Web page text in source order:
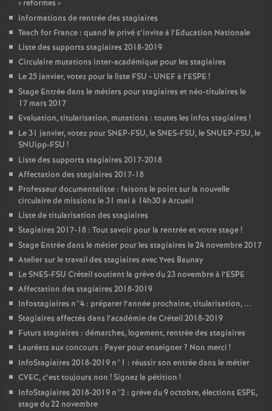
« reformes »
Informations de rentrée des stagiaires
Teach for France : quand le privé s’invite à l’Education Nationale
Liste des supports stagiaires 2018-2019
Circulaire mutations inter-académique pour les stagiaires
Le 25 janvier, votez pour la liste FSU - UNEFà l’ESPE !
Stage Entrée dans le métiers pour stagiaires et néo-titulaires le
17 mars 2017
Evaluation, titularisation, mutations : toutes les infos stagiaires !
Le 31 janvier, votez pourSNEP-FSU, leSNES-FSU, leSNUEP-FSU, le
SNUipp-FSU !
Liste des supports stagiaires 2017-2018
Affectation des stagiaires 2017-18
Professeur documentaliste : faisons le point sur la nouvelle
circulaire de missions le 31 mai à 14h30 à Arcueil
Liste de titularisation des stagiaires
Stagiaires 2017-18 : Tout savoir pour la rentrée et votre stage!
Stage Entrée dans le métier pour les stagiaires le 24 novembre 2017
Atelier sur le travail des stagiaires avec Yves Baunay
LeSNES-FSU Créteil soutient la grève du 23 novembre à l’ESPE
Affectation des stagiaires 2018-2019
Infostagiaires n°4 : préparer l’année prochaine, titularisation, ...
Stagiaires affectés dans l’académie de Créteil 2018-2019
Futurs stagiaires : démarches, logement, rentrée des stagiaires
Lauréats aux concours : Payer pour enseigner? Non merci !
InfoStagiaires 2018-2019 n°1 : réussir son entrée dans le métier
CVEC, c’est toujours non ! Signez la pétition !
InfoStagiaires 2018-2019 n°2 : grève du 9 octobre, élections ESPE,
stage du 22 novembre